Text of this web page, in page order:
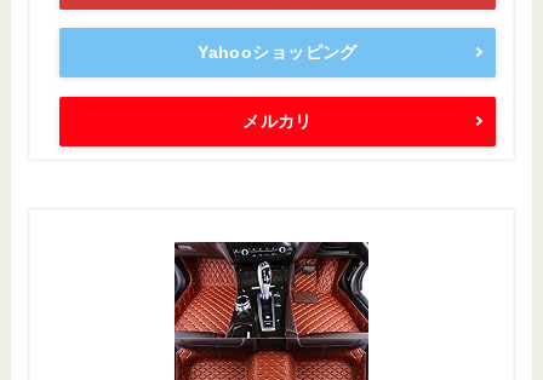
Yahooショッピング
メルカリ